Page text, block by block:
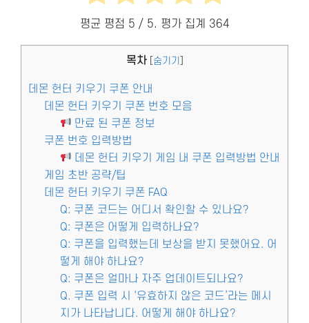
평균 평점 5 / 5. 평가 집계 364
목차 숨기기
데몬 헌터 키우기 쿠폰 안내
데몬 헌터 키우기 쿠폰 번호 모음
만료 된 쿠폰 정보
쿠폰 번호 입력방법
데몬 헌터 키우기 게임 내 쿠폰 입력방법 안내
게임 초반 공략/팁
데몬 헌터 키우기 쿠폰 FAQ
Q: 쿠폰 코드는 어디서 확인할 수 있나요?
Q: 쿠폰은 어떻게 입력하나요?
Q: 쿠폰을 입력했는데 보상을 받지 못했어요. 어
떻게 해야 하나요?
Q: 쿠폰은 얼마나 자주 업데이트되나요?
Q. 쿠폰 입력 시 ‘유효하지 않은 코드’라는 메시
지가 나타납니다. 어떻게 해야 하나요?